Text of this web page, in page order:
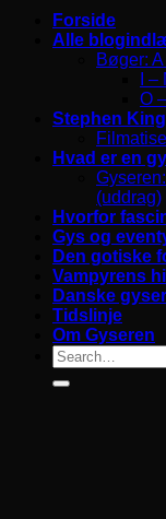
Forside
Alle
Bøger: A
I –
O
Stephen King
Hvad er en
(uddrag)
Hvorfor
Gys og
Den gotiske
Vampyrens
Danske
Tidslinje
Om Gyseren